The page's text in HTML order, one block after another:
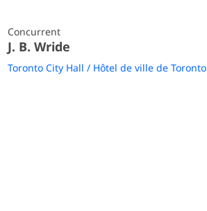
Concurrent
J. B. Wride
Toronto City Hall / Hôtel de ville de Toronto